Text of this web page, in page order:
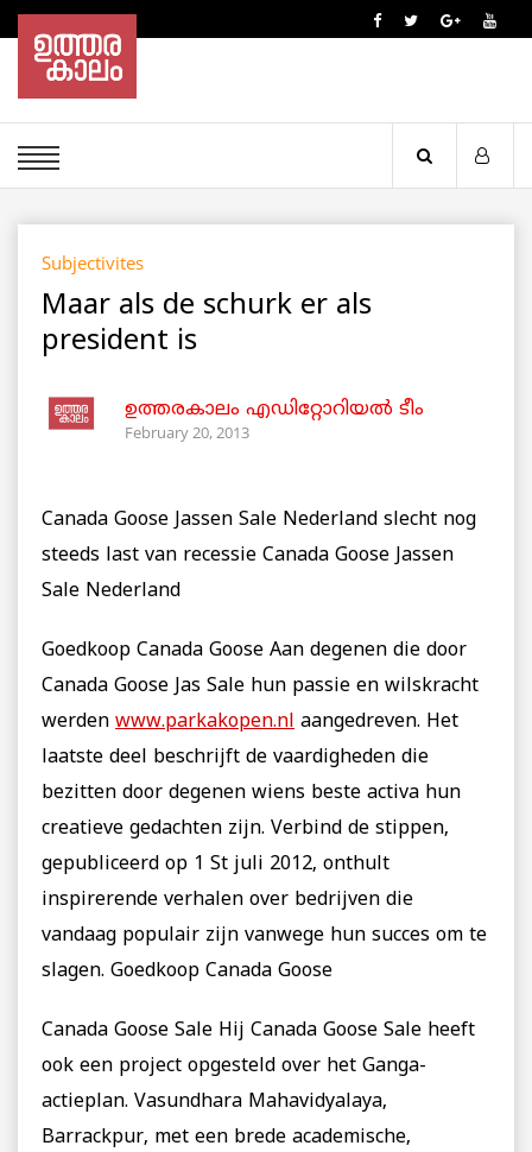
Subjectivites
Maar als de schurk er als
president is
ഉത്തരകാലം എഡിറ്റോറിയല്‍ ടീം
February 20, 2013
Canada Goose Jassen Sale Nederland slecht nog
steeds last van recessie Canada Goose Jassen
Sale Nederland
Goedkoop Canada Goose Aan degenen die door
Canada Goose Jas Sale hun passie en wilskracht
werden www.parkakopen.nl aangedreven. Het
laatste deel beschrijft de vaardigheden die
bezitten door degenen wiens beste activa hun
creatieve gedachten zijn. Verbind de stippen,
gepubliceerd op 1 St juli 2012, onthult
inspirerende verhalen over bedrijven die
vandaag populair zijn vanwege hun succes om te
slagen. Goedkoop Canada Goose
Canada Goose Sale Hij Canada Goose Sale heeft
ook een project opgesteld over het Ganga-
actieplan. Vasundhara Mahavidyalaya,
Barrackpur, met een brede academische,